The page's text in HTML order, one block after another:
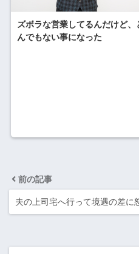
ズボラな営業してるんだけど、
んでもない事になった
前の記事
夫の上司宅へ行って境遇の差に